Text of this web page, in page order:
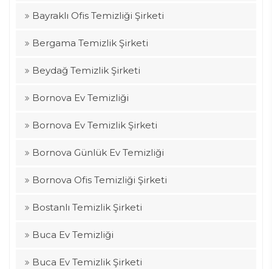
Bayraklı Ofis Temizliği Şirketi
Bergama Temizlik Şirketi
Beydağ Temizlik Şirketi
Bornova Ev Temizliği
Bornova Ev Temizlik Şirketi
Bornova Günlük Ev Temizliği
Bornova Ofis Temizliği Şirketi
Bostanlı Temizlik Şirketi
Buca Ev Temizliği
Buca Ev Temizlik Şirketi